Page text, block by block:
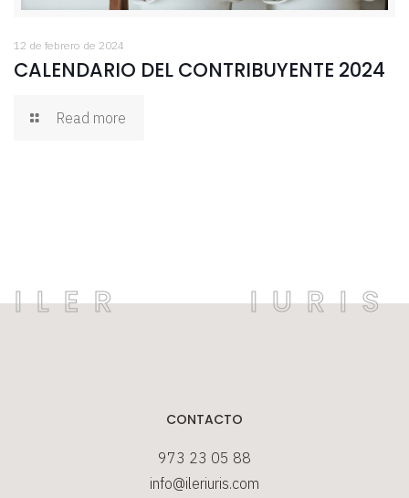
12 de febrero de 2024
CALENDARIO DEL CONTRIBUYENTE 2024
Read more
CONTACTO
973 23 05 88
info@ileriuris.com